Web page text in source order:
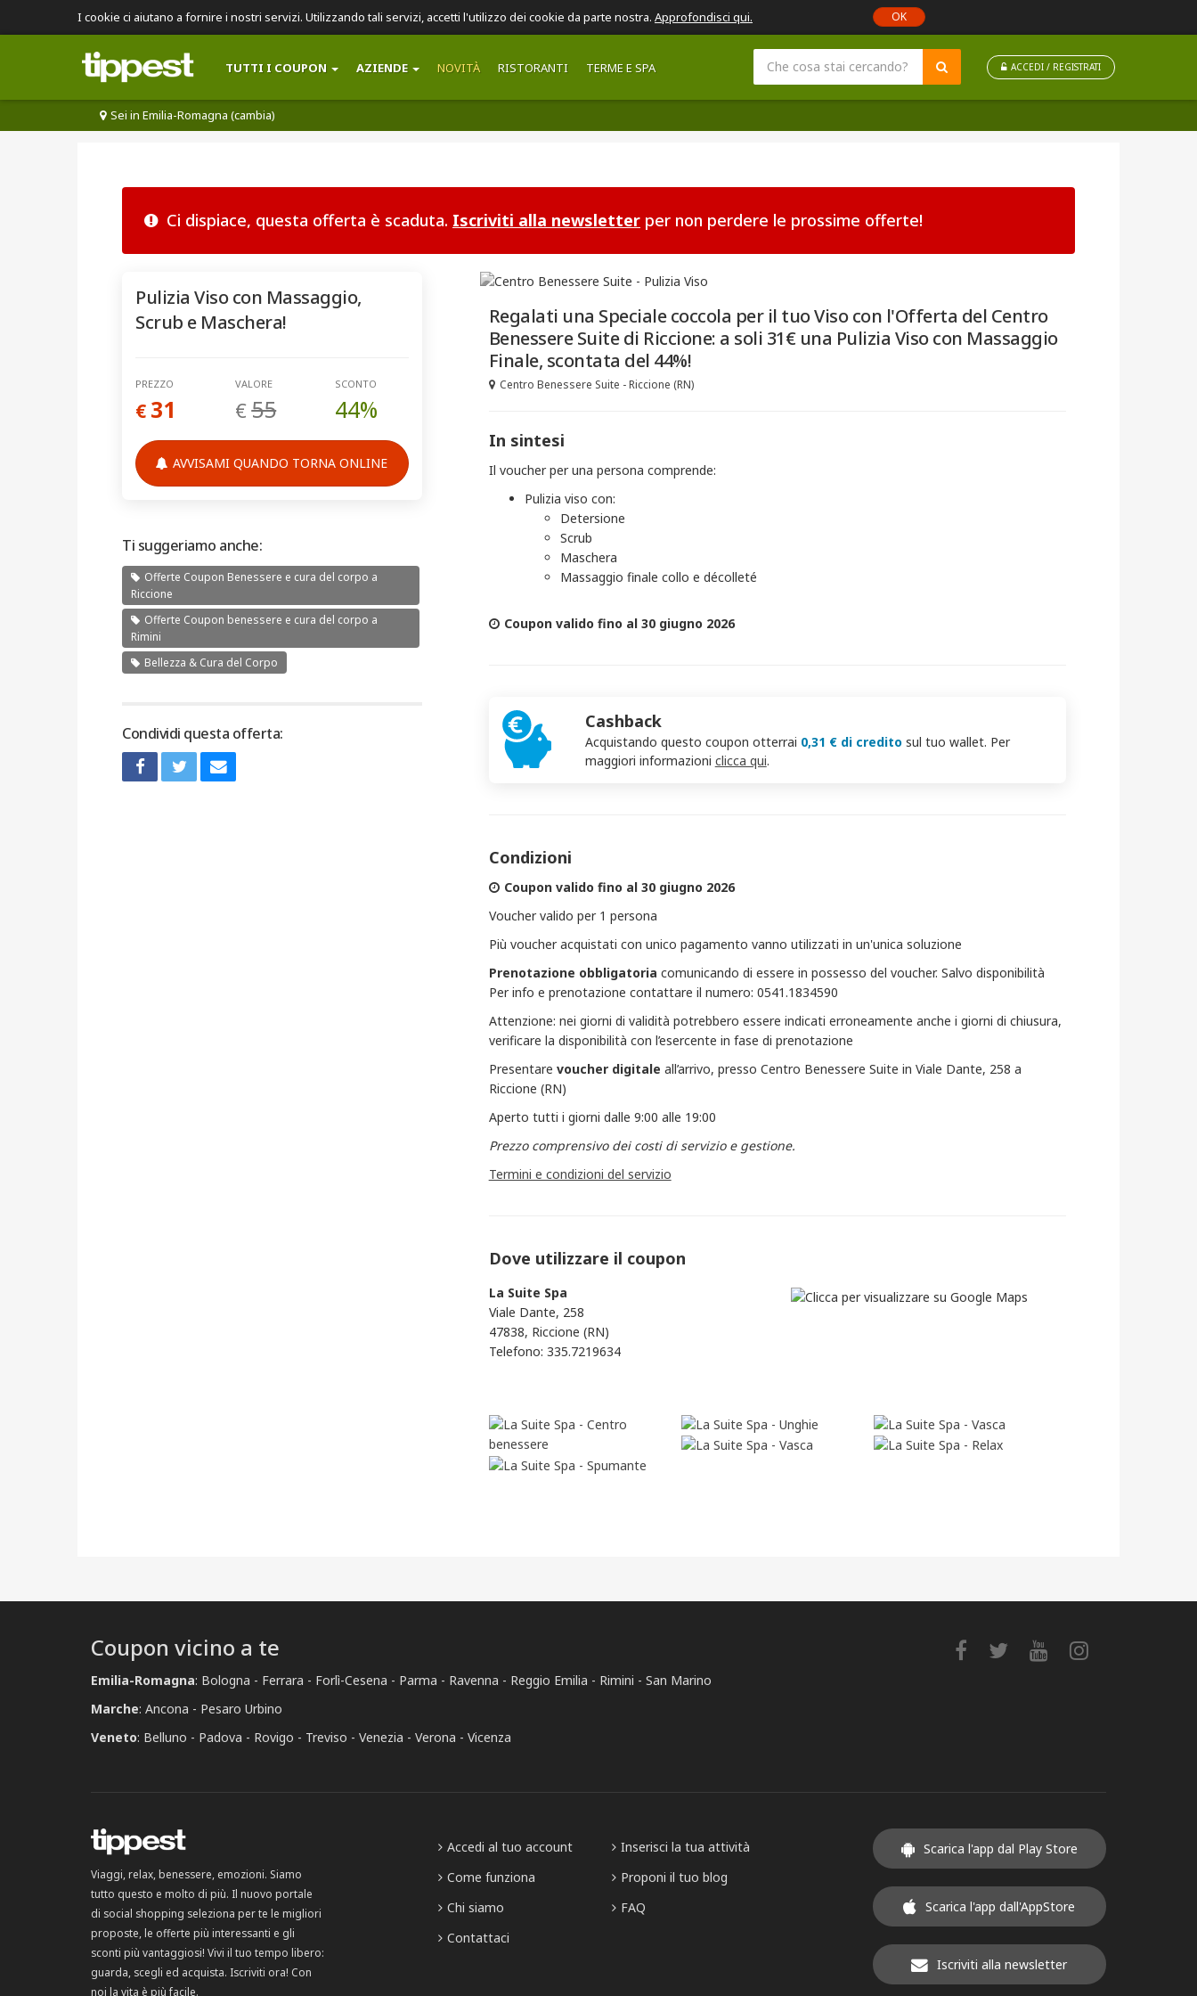
I cookie ci aiutano a fornire i nostri servizi. Utilizzando tali servizi, accetti l'utilizzo dei cookie da parte nostra. Approfondisci qui. OK
TUTTI I COUPON AZIENDE NOVITÀ RISTORANTI TERME E SPA ACCEDI / REGISTRATI
Sei in Emilia-Romagna (cambia)
Ci dispiace, questa offerta è scaduta. Iscriviti alla newsletter per non perdere le prossime offerte!
Pulizia Viso con Massaggio,
Scrub e Maschera!
PREZZO
€ 31
VALORE
€55
SCONTO
44%
AVVISAMI QUANDO TORNA ONLINE
Ti suggeriamo anche:
Offerte Coupon Benessere e cura del corpo a
Riccione
Offerte Coupon benessere e cura del corpo a
Rimini
Bellezza & Cura del Corpo
Condividi questa offerta:
Regalati una Speciale coccola per il tuo Viso con l'Offerta del Centro
Benessere Suite di Riccione: a soli 31€ una Pulizia Viso con Massaggio
Finale, scontata del 44%!
Centro Benessere Suite - Riccione (RN)
In sintesi
Il voucher per una persona comprende:
Pulizia viso con:
Detersione
Scrub
Maschera
Massaggio finale collo e décolleté
Coupon valido fino al 30 giugno 2026
Cashback
Acquistando questo coupon otterrai 0,31 € di creditosul tuo wallet. Per
maggiori informazioni clicca qui.
Condizioni
Coupon valido fino al 30 giugno 2026
Voucher valido per 1 persona
Più voucher acquistati con unico pagamento vanno utilizzati in un'unica soluzione
Prenotazione obbligatoria comunicando di essere in possesso del voucher. Salvo disponibilità
Per info e prenotazione contattare il numero: 0541.1834590
Attenzione: nei giorni di validità potrebbero essere indicati erroneamente anche i giorni di chiusura,
verificare la disponibilità con l’esercente in fase di prenotazione
Presentare voucher digitale all’arrivo, presso Centro Benessere Suite in Viale Dante, 258 a
Riccione (RN)
Aperto tutti i giorni dalle 9:00 alle 19:00
Prezzo comprensivo dei costi di servizio e gestione.
Termini e condizioni del servizio
Dove utilizzare il coupon
La Suite Spa
Viale Dante, 258
47838, Riccione (RN)
Telefono: 335.7219634
Coupon vicino a te
Emilia-Romagna: Bologna Ferrara Forlì-Cesena Parma Ravenna Reggio Emilia Rimini
San Marino
Marche: Ancona
Pesaro Urbino
Veneto: Belluno Padova Rovigo Treviso Venezia Verona Vicenza
Viaggi, relax, benessere, emozioni. Siamo
tutto questo e molto di più. Il nuovo portale
di social shopping seleziona per te le migliori
proposte, le offerte più interessanti e gli
sconti più vantaggiosi! Vivi il tuo tempo libero:
guarda, scegli ed acquista. Iscriviti ora! Con
noi la vita è più facile.
Accedi al tuo account
Come funziona
Chi siamo
Contattaci
Inserisci la tua attività
Proponi il tuo blog
FAQ
Scarica l'app dal Play Store
Scarica l'app dall'AppStore
Iscriviti alla newsletter